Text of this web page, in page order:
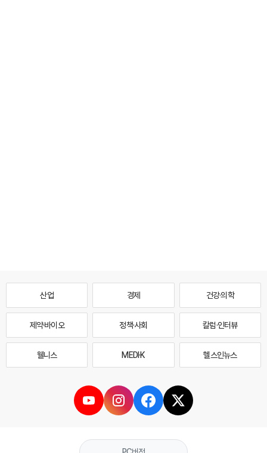
산업 경제 건강·의학
제약·바이오 정책·사회 칼럼·인터뷰
웰니스 MEDI·K 헬스인뉴스